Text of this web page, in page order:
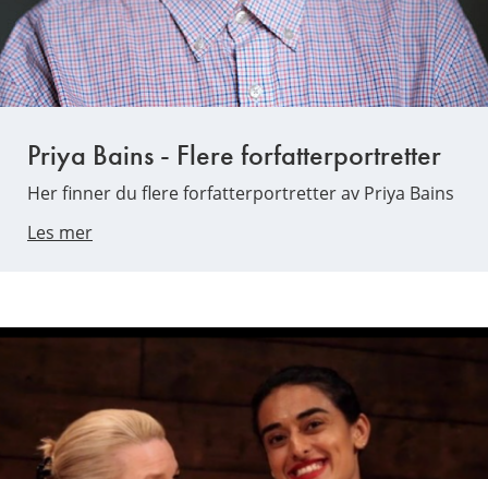
Priya Bains - Flere forfatterportretter
Her finner du flere forfatterportretter av Priya Bains
Les mer